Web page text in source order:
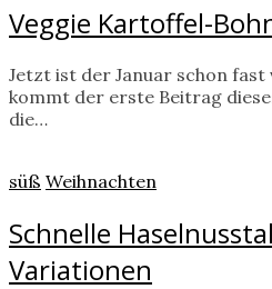
Veggie Kartoffel-
Jetzt ist der Januar schon
kommt der erste Beitrag
die…
süß Weihnachten
Schnelle
Variationen